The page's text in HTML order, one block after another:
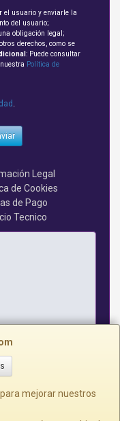
mejorar nuestros
el usuario y enviarle la
del usuario;
obligación legal;
derechos, como se
: Puede consultar
Política de
Legal
de Cookies
de Pago
Tecnico